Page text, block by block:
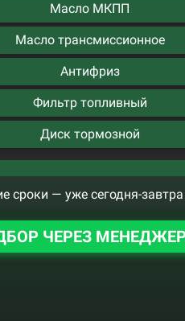
Масло МКПП
Масло трансмиссионное
Антифриз
Фильтр топливный
Диск тормозной
сроки — уже сегодня-
ЧЕРЕЗ